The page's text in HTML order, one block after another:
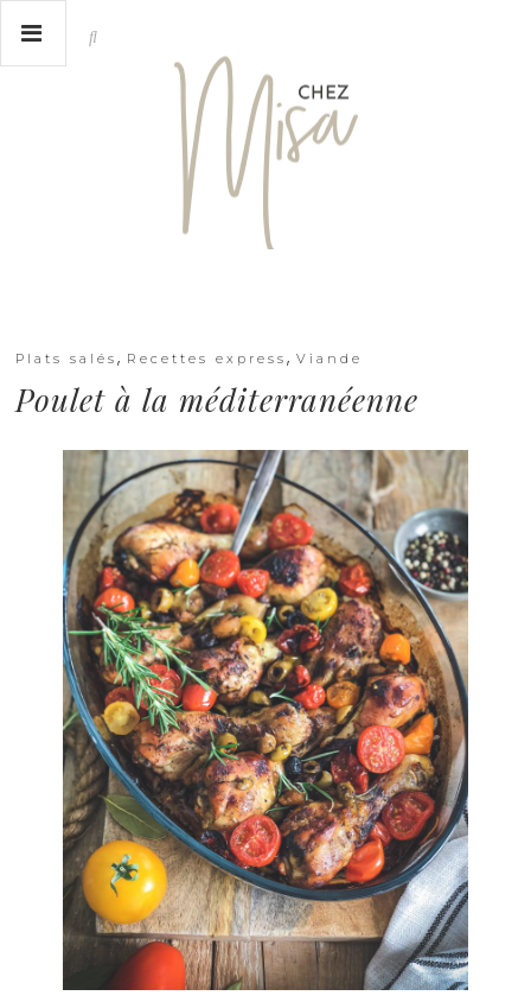
Plats salés, Recettes express,Viande
Poulet à la méditerranéenne